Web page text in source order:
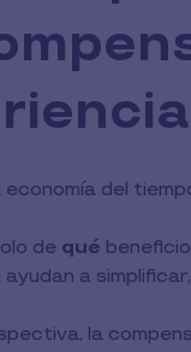
economía del
de qué
ayudan a
la